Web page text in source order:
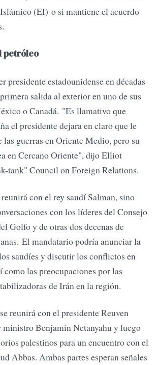
(EI) o si mantiene el acuerdo
petróleo
presidente estadounidense en décadas
salida al exterior en uno de sus
o Canadá. "Es llamativo que
el presidente dejara en claro que le
las guerras en Oriente Medio, pero su
en Cercano Oriente", dijo Elliot
tank" Council on Foreign Relations.
con el rey saudí Salman, sino
con los líderes del Consejo
Golfo y de otras dos decenas de
El mandatario podría anunciar la
saudíes y discutir los conflictos en
como las preocupaciones por las
de Irán en la región.
reunirá con el presidente Reuven
Benjamin Netanyahu y luego
palestinos para un encuentro con el
Abbas. Ambas partes esperan señales